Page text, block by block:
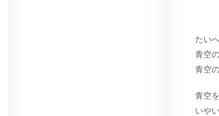
たい
青空
青空
青空
いや